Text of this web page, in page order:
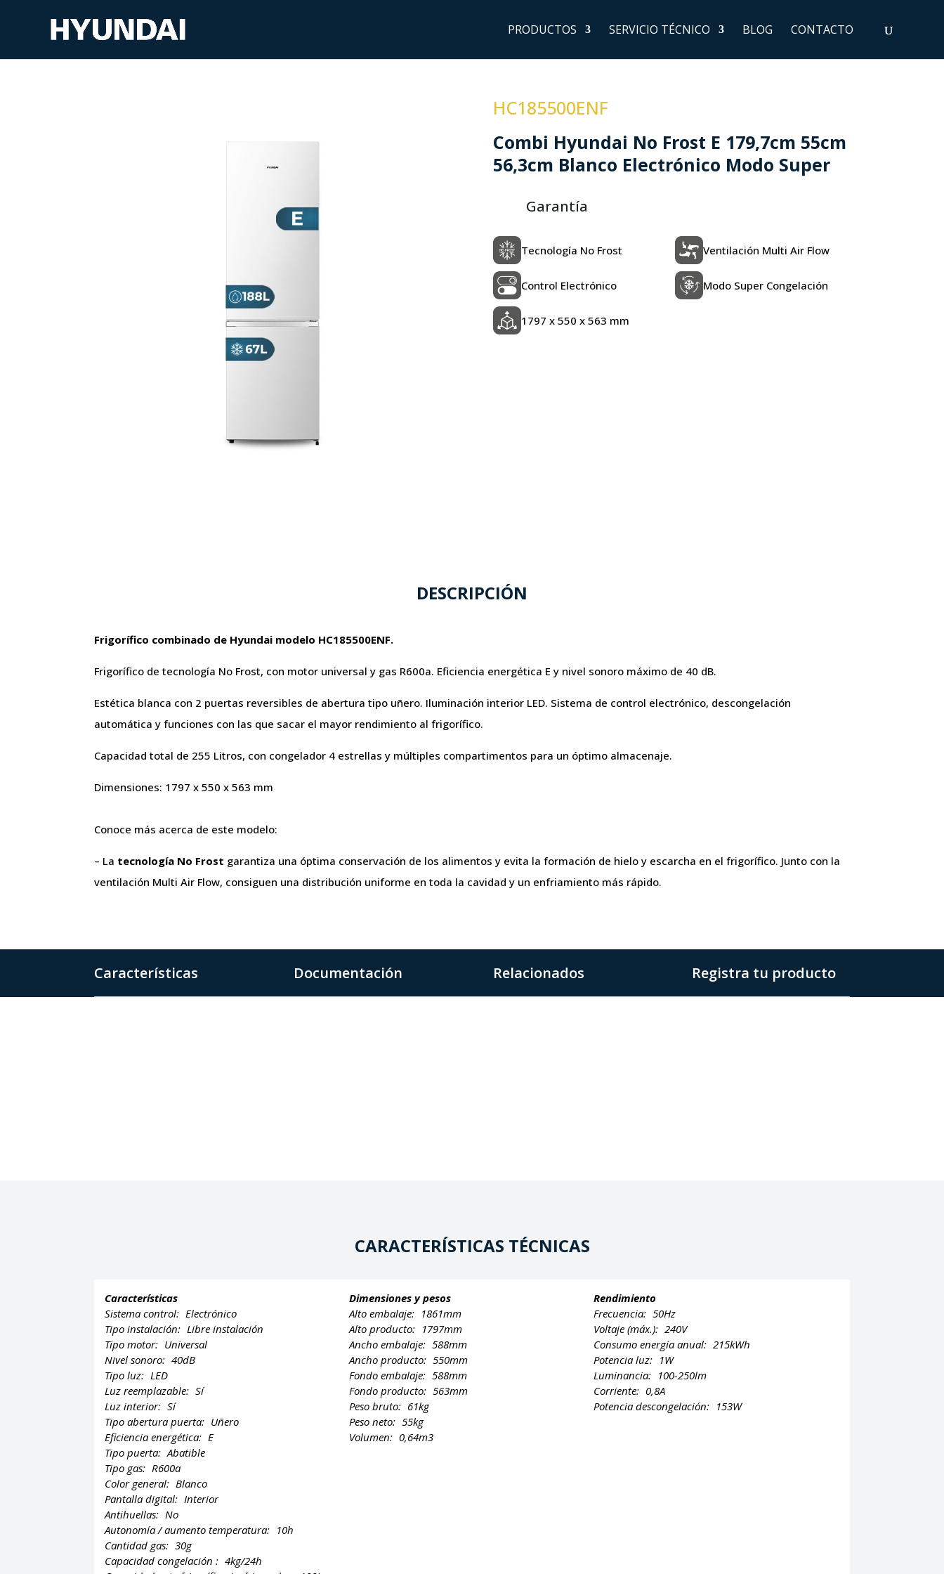
PRODUCTOS SERVICIO TÉCNICO BLOG CONTACTO
HC185500ENF
Combi Hyundai No Frost E 179,7cm 55cm
56,3cm Blanco Electrónico Modo Super
Garantía
Tecnología No Frost Ventilación Multi Air Flow
Control Electrónico Modo Super Congelación
1797 x 550 x 563 mm
DESCRIPCIÓN
Frigorífico combinado de Hyundai modelo HC185500ENF.
Frigorífico de tecnología No Frost, con motor universal y gas R600a. Eficiencia energética E y nivel sonoro máximo de 40 dB.
Estética blanca con 2 puertas reversibles de abertura tipo uñero. Iluminación interior LED. Sistema de control electrónico, descongelación
automática y funciones con las que sacar el mayor rendimiento al frigorífico.
Capacidad total de 255 Litros, con congelador 4 estrellas y múltiples compartimentos para un óptimo almacenaje.
Dimensiones: 1797 x 550 x 563 mm
Conoce más acerca de este modelo:
– La tecnología No Frost garantiza una óptima conservación de los alimentos y evita la formación de hielo y escarcha en el frigorífico. Junto con la
ventilación Multi Air Flow, consiguen una distribución uniforme en toda la cavidad y un enfriamiento más rápido.
Características Documentación Relacionados Registra tu producto
CARACTERÍSTICAS TÉCNICAS
Características
Sistema control: Electrónico
Tipo instalación: Libre instalación
Tipo motor: Universal
Nivel sonoro: 40dB
Tipo luz: LED
Luz reemplazable: Sí
Luz interior: Sí
Tipo abertura puerta: Uñero
Eficiencia energética: E
Tipo puerta: Abatible
Tipo gas: R600a
Color general: Blanco
Pantalla digital: Interior
Antihuellas: No
Autonomía / aumento temperatura: 10h
Cantidad gas: 30g
Capacidad congelación : 4kg/24h
Dimensiones y pesos
Alto embalaje: 1861mm
Alto producto: 1797mm
Ancho embalaje: 588mm
Ancho producto: 550mm
Fondo embalaje: 588mm
Fondo producto: 563mm
Peso bruto: 61kg
Peso neto: 55kg
Volumen: 0,64m3
Rendimiento
Frecuencia: 50Hz
Voltaje (máx.): 240V
Consumo energía anual: 215kWh
Potencia luz: 1W
Luminancia: 100-250lm
Corriente: 0,8A
Potencia descongelación: 153W